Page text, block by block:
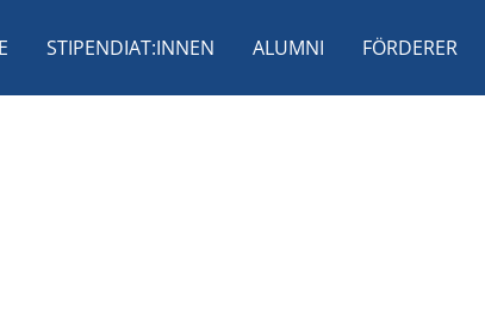
STIPENDIAT:INNEN ALUMNI FÖRDERER